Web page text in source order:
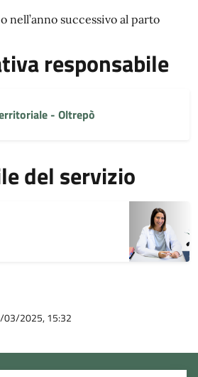
nell’anno successivo al parto
responsabile
- Oltrepò
del servizio
03/2025, 15:32